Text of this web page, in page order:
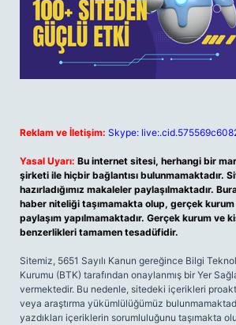
Reklam ve İletişim: Skype:
Yasal Uyarı: Bu internet sitesi, herhangi bir
şirketi ile hiçbir bağlantısı bulunmamaktadır.
hazırladığımız makaleler paylaşılmaktadır.
haber niteliği taşımamakta olup, gerçek kurum
paylaşım yapılmamaktadır. Gerçek kurum ve
benzerlikleri tamamen tesadüfidir.
Sitemiz, 5651 Sayılı Kanun gereğince Bilgi
Kurumu (BTK) tarafından onaylanmış bir Yer
vermektedir. Bu nedenle, sitedeki içerikleri
veya araştırma yükümlülüğümüz
yazdıkları içeriklerin sorumluluğunu taşımakta